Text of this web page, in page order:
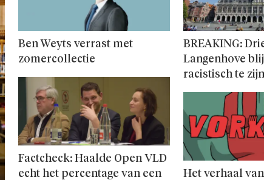
Ben Weyts verrast met
zomercollectie
Factcheck: Haalde Open VLD
echt het percentage van een
BREAKING:
Langenhove
racistisch te
Het verhaal